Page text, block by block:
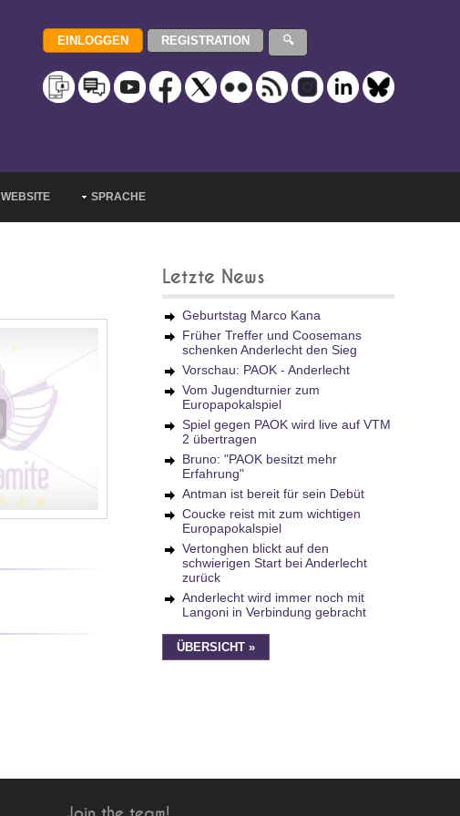
WEBSITE SPRACHE
Letzte News
Geburtstag Marco Kana
Früher Treffer und Coosemans
schenken Anderlecht den Sieg
Vorschau: PAOK - Anderlecht
Vom Jugendturnier zum
Europapokalspiel
Spiel gegen PAOK wird live auf VTM
2 übertragen
Bruno: "PAOK besitzt mehr
Erfahrung"
Antman ist bereit für sein Debüt
Coucke reist mit zum wichtigen
Europapokalspiel
Vertonghen blickt auf den
schwierigen Start bei Anderlecht
zurück
Anderlecht wird immer noch mit
Langoni in Verbindung gebracht
ÜBERSICHT »